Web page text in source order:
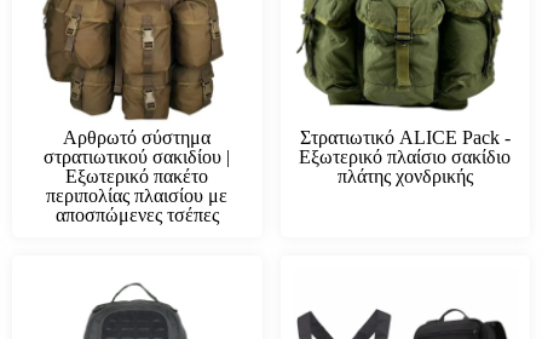
Αρθρωτό σύστημα
στρατιωτικού σακιδίου |
Εξωτερικό πακέτο
περιπολίας πλαισίου με
αποσπώμενες τσέπες
Στρατιωτικό ALICE Pack -
Εξωτερικό πλαίσιο σακίδιο
πλάτης χονδρικής